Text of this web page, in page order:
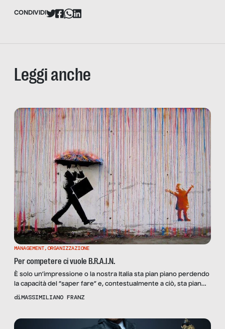
CONDIVIDI
Leggi anche
MANAGEMENT,ORGANIZZAZIONE
Per competere ci vuole B.R.A.I.N.
È solo un’impressione o la nostra Italia sta pian piano perdendo
la capacità del “saper fare” e, contestualmente a ciò, sta pian
piano logorando la propria capacità di generare valore? Eppure
pensare – con […]
diMASSIMILIANO FRANZ